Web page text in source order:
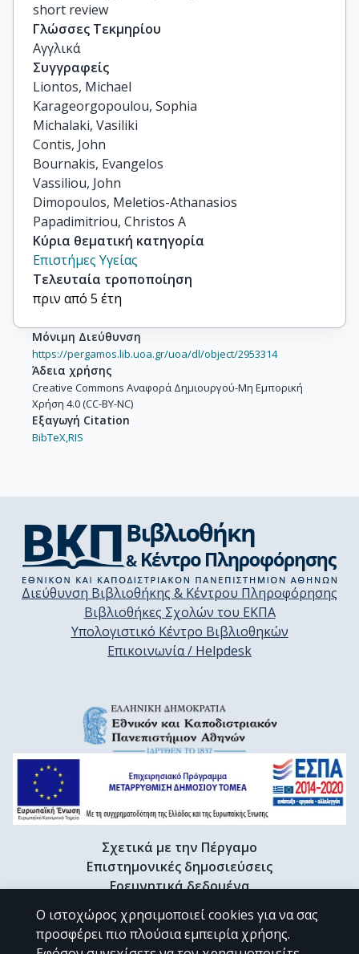
short review
Γλώσσες Τεκμηρίου
Αγγλικά
Συγγραφείς
Liontos, Michael
Karageorgopoulou, Sophia
Michalaki, Vasiliki
Contis, John
Bournakis, Evangelos
Vassiliou, John
Dimopoulos, Meletios-Athanasios
Papadimitriou, Christos A
Κύρια θεματική κατηγορία
Επιστήμες Υγείας
Τελευταία τροποποίηση
πριν από 5 έτη
Μόνιμη Διεύθυνση
https://pergamos.lib.uoa.gr/uoa/dl/object/2953314
Άδεια χρήσης
Creative Commons Αναφορά Δημιουργού-Μη Εμπορική
Χρήση 4.0 (CC-BY-NC)
Εξαγωγή Citation
BibTeX,RIS
Διεύθυνση Βιβλιοθήκης & Κέντρου Πληροφόρησης
Βιβλιοθήκες Σχολών του ΕΚΠΑ
Υπολογιστικό Κέντρο Βιβλιοθηκών
Επικοινωνία / Helpdesk
Σχετικά με την Πέργαμο
Επιστημονικές δημοσιεύσεις
Ερευνητικά δεδομένα
Διδακτορικές διατριβές & Γκρίζα βιβλιογραφία
Προφίλ Ερευνητή
Ο ιστοχώρος χρησιμοποιεί cookies για να σας
προσφέρει πιο πλούσια εμπειρία χρήσης.